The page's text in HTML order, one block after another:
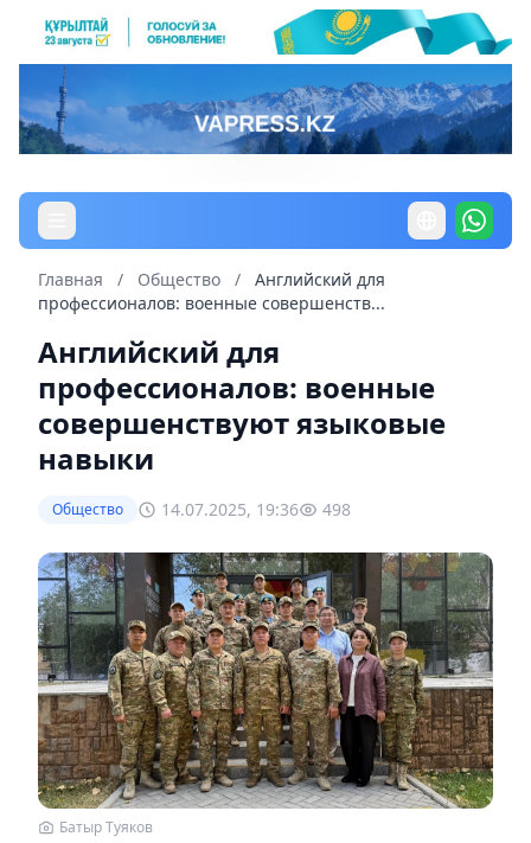
Главная / Общество /
Английский для
профессионалов: военные совершенств...
Английский для
профессионалов: военные
совершенствуют языковые
навыки
Общество 14.07.2025, 19:36 498
Батыр Туяков